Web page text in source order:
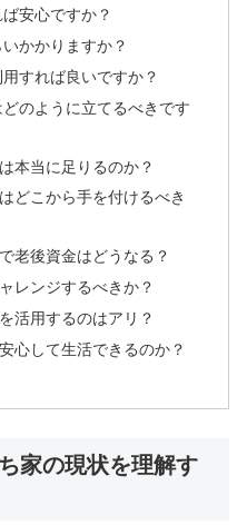
安心ですか？
かかりますか？
すれば良いですか？
のように立てるべきです
本当に足りるのか？
どこから手を付けるべき
老後資金はどうなる？
レンジするべきか？
活用するのはアリ？
心して生活できるのか？
家の現状を理解す